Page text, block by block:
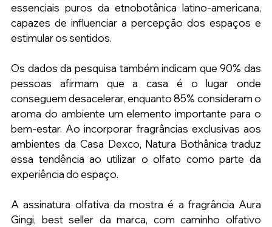
essenciais puros da etnobotânica latino-americana,
capazes de influenciar a percepção dos espaços e
estimular os sentidos.
Os dados da pesquisa também indicam que 90% das
pessoas afirmam que a casa é o lugar onde
conseguem desacelerar, enquanto 85% consideram o
aroma do ambiente um elemento importante para o
bem-estar. Ao incorporar fragrâncias exclusivas aos
ambientes da Casa Dexco, Natura Bothânica traduz
essa tendência ao utilizar o olfato como parte da
experiência do espaço.
A assinatura olfativa da mostra é a fragrância Aura
Gingi, best seller da marca, com caminho olfativo